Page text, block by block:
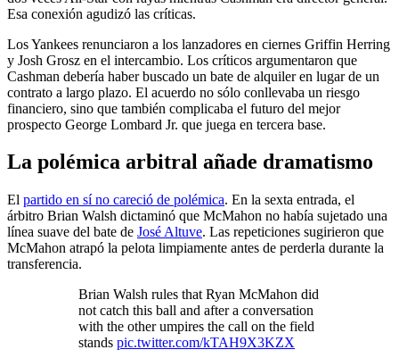
Esa conexión agudizó las críticas.
Los Yankees renunciaron a los lanzadores en ciernes Griffin Herring
y Josh Grosz en el intercambio. Los críticos argumentaron que
Cashman debería haber buscado un bate de alquiler en lugar de un
contrato a largo plazo. El acuerdo no sólo conllevaba un riesgo
financiero, sino que también complicaba el futuro del mejor
prospecto George Lombard Jr. que juega en tercera base.
La polémica arbitral añade dramatismo
El partido en sí no careció de polémica. En la sexta entrada, el
árbitro Brian Walsh dictaminó que McMahon no había sujetado una
línea suave del bate de José Altuve. Las repeticiones sugirieron que
McMahon atrapó la pelota limpiamente antes de perderla durante la
transferencia.
Brian Walsh rules that Ryan McMahon did
not catch this ball and after a conversation
with the other umpires the call on the field
stands pic.twitter.com/kTAH9X3KZX